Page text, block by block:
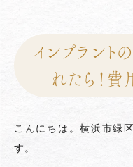
インプラント
れたら！
こんにちは。横浜市緑
す。